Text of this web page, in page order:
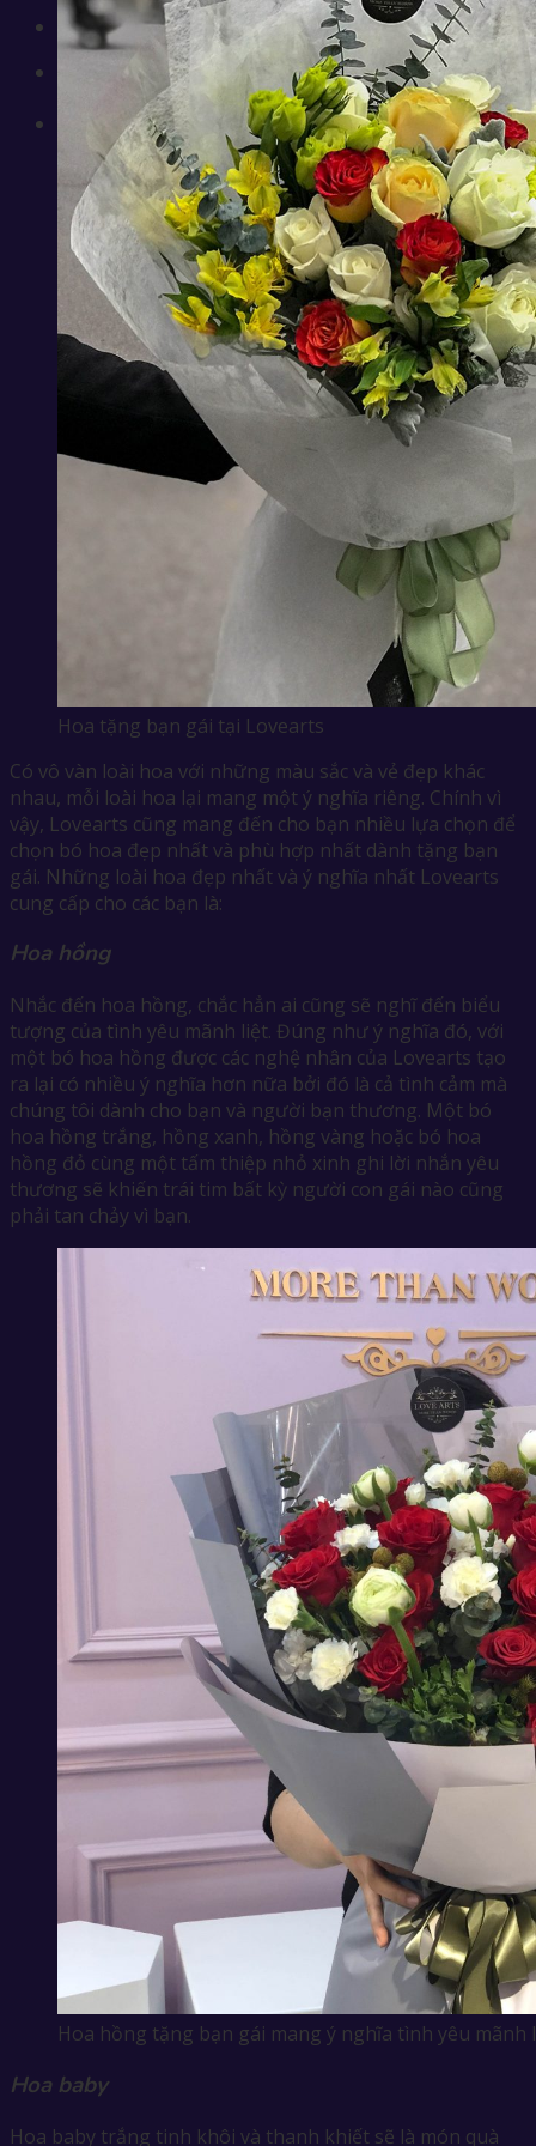
Chưa có sản phẩm trong giỏ hàng.
Giỏ hàng
Chưa có sản phẩm trong giỏ hàng.
Hoa tặng bạn gái tại Lovearts
Có vô vàn loài hoa với những màu sắc và vẻ đẹp khác
nhau, mỗi loài hoa lại mang một ý nghĩa riêng. Chính vì
vậy, Lovearts cũng mang đến cho bạn nhiều lựa chọn để
chọn bó hoa đẹp nhất và phù hợp nhất dành tặng bạn
gái. Những loài hoa đẹp nhất và ý nghĩa nhất Lovearts
cung cấp cho các bạn là:
Hoa hồng
Nhắc đến hoa hồng, chắc hẳn ai cũng sẽ nghĩ đến biểu
tượng của tình yêu mãnh liệt. Đúng như ý nghĩa đó, với
một bó hoa hồng được các nghệ nhân của Lovearts tạo
ra lại có nhiều ý nghĩa hơn nữa bởi đó là cả tình cảm mà
chúng tôi dành cho bạn và người bạn thương. Một bó
hoa hồng trắng, hồng xanh, hồng vàng hoặc bó hoa
hồng đỏ cùng một tấm thiệp nhỏ xinh ghi lời nhắn yêu
thương sẽ khiến trái tim bất kỳ người con gái nào cũng
phải tan chảy vì bạn.
Hoa hồng tặng bạn gái mang ý nghĩa tình yêu mãnh
Hoa baby
Hoa baby trắng tinh khôi và thanh khiết sẽ là món quà